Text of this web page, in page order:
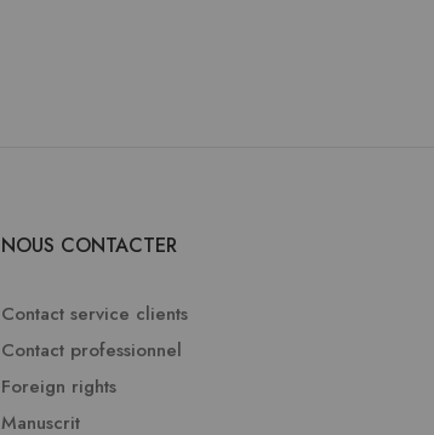
NOUS CONTACTER
Contact service clients
Contact professionnel
Foreign rights
Manuscrit